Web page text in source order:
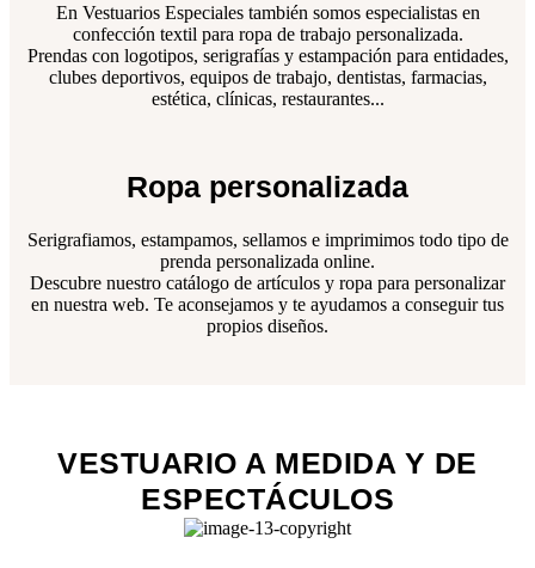
En Vestuarios Especiales también somos especialistas en
confección textil para ropa de trabajo personalizada.
Prendas con logotipos, serigrafías y estampación para entidades,
clubes deportivos, equipos de trabajo, dentistas, farmacias,
estética, clínicas, restaurantes...
Ropa personalizada
Serigrafiamos, estampamos, sellamos e imprimimos todo tipo de
prenda personalizada online.
Descubre nuestro catálogo de artículos y ropa para personalizar
en nuestra web. Te aconsejamos y te ayudamos a conseguir tus
propios diseños.
VESTUARIO A MEDIDA Y DE
ESPECTÁCULOS